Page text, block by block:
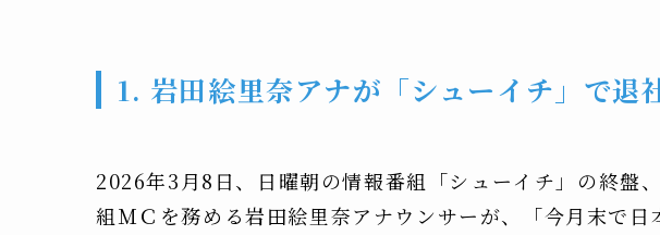
1. 岩田絵里奈アナが「シューイチ」で退
2026年3月8日、日曜朝の情報番組「シューイチ」の終盤
組ＭＣを務める岩田絵里奈アナウンサーが、「今月末で